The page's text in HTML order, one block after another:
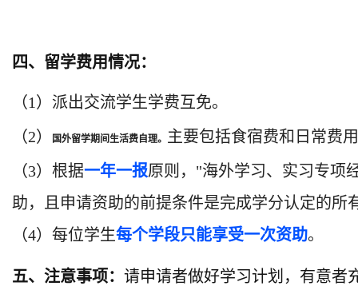
四、留学费用情况：
（1）派出交流学生学费互免。
（2）
国外留学期间生活费自理。
主要包括食宿费和日常费
（3）根据一年一报原则，"海外学习、实习专项
助，且申请资助的前提条件是完成学分认定的所
（4）每位学生每个学段只能享受一次资助。
五、注意事项： 请申请者做好学习计划，有意者